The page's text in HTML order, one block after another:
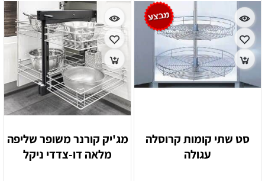
סט שתי קומות קרוסלה
עגולה
מג'יק קורנר משופר שליפה
מלאה דו-צדדי ניקל